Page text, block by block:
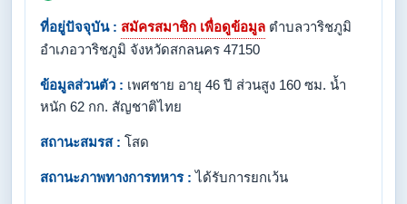
ที่อยู่ปัจจุบัน : สมัครสมาชิก เพื่อดูข้อมูล ตำบลวาริชภูมิ
อำเภอวาริชภูมิ จังหวัดสกลนคร 47150
ข้อมูลส่วนตัว : เพศชาย อายุ 46 ปี ส่วนสูง 160 ซม. น้ำ
หนัก 62 กก. สัญชาติไทย
สถานะสมรส : โสด
สถานะภาพทางการทหาร : ได้รับการยกเว้น